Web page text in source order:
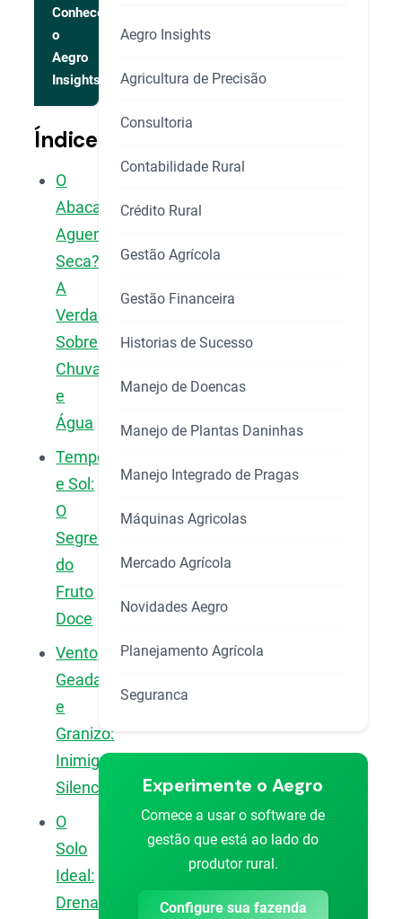
Conhecer
o
Aegro
Insights
Índice
O
Abacaxizeiro
Aguenta
Seca?
A
Verdade
Sobre
Chuva
e
Água
Temperatura
e Sol:
O
Segredo
do
Fruto
Doce
Vento,
Geada
e
Granizo:
Inimigos
Silenciosos
O
Solo
Ideal:
Drenagem
Aegro Insights
Agricultura de Precisão
Consultoria
Contabilidade Rural
Crédito Rural
Gestão Agrícola
Gestão Financeira
Historias de Sucesso
Manejo de Doencas
Manejo de Plantas Daninhas
Manejo Integrado de Pragas
Máquinas Agricolas
Mercado Agrícola
Novidades Aegro
Planejamento Agrícola
Seguranca
Experimente o Aegro
Comece a usar o software de
gestão que está ao lado do
produtor rural.
Configure sua fazenda